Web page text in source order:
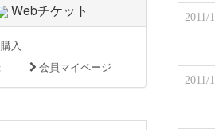
2011/
2011/
Webチケット
入
会員マイページ